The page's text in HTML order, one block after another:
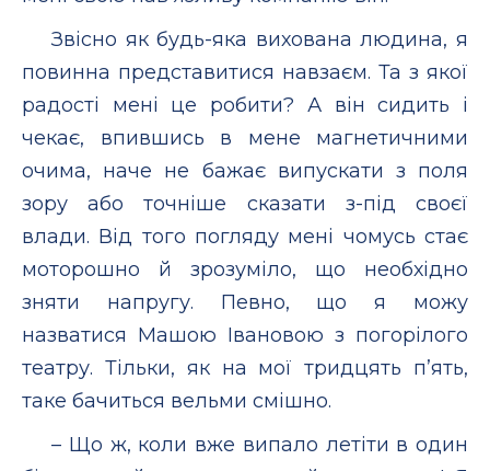
Звісно як будь-яка вихована людина, я
повинна представитися навзаєм. Та з якої
радості мені це робити? А він сидить і
чекає, впившись в мене магнетичними
очима, наче не бажає випускати з поля
зору або точніше сказати з-під своєї
влади. Від того погляду мені чомусь стає
моторошно й зрозуміло, що необхідно
зняти напругу. Певно, що я можу
назватися Машою Івановою з погорілого
театру. Тільки, як на мої тридцять п’ять,
таке бачиться вельми смішно.
– Що ж, коли вже випало летіти в один